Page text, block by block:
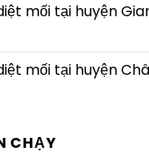
mối tại huyện
mối tại huyện
CHẠY